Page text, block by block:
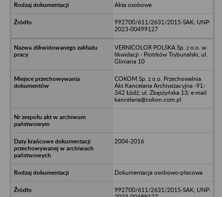
Akta osobowe
992700/611/2631/2015-SAK; UNP:
2023-00499127
VERNICOLOR POLSKA Sp. z o.o. w
likwidacji - Piotrków Trybunalski, ul.
Gliniana 10
COKOM Sp. z o.o. Przechowalnia
Akt Kancelaria Archiwizacyjna -91-
342 Łódź, ul. Zbąszyńska 13; e-mail
kancelaria@cokon.com.pl
2004-2016
Dokumentacja osobowo-płacowa
992700/611/2631/2015-SAK; UNP: